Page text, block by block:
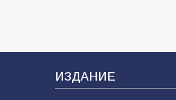
ИЗДАНИЕ